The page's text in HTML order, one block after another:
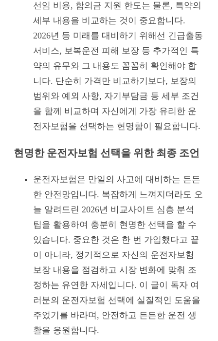
선임 비용, 합의금 지원 한도는 물론, 특약의
세부 내용을 비교하는 것이 중요합니다.
2026년 등 미래를 대비하기 위해선 긴급출동
서비스, 보복운전 피해 보장 등 추가적인 특
약의 유무와 그 내용도 꼼꼼히 확인해야 합
니다. 단순히 가격만 비교하기보다, 보장의
범위와 예외 사항, 자기부담금 등 세부 조건
을 함께 비교하며 자신에게 가장 유리한 운
전자보험을 선택하는 현명함이 필요합니다.
현명한 운전자보험 선택을 위한 최종 조언
운전자보험은 만일의 사고에 대비하는 든든
한 안전망입니다. 복잡하게 느껴지더라도 오
늘 알려드린 2026년 비교사이트 심층 분석
팁을 활용하여 충분히 현명한 선택을 할 수
있습니다. 중요한 것은 한 번 가입했다고 끝
이 아니라, 정기적으로 자신의 운전자보험
보장 내용을 점검하고 시장 변화에 맞춰 조
정하는 유연한 자세입니다. 이 글이 독자 여
러분의 운전자보험 선택에 실질적인 도움을
주었기를 바라며, 안전하고 든든한 운전 생
활을 응원합니다.